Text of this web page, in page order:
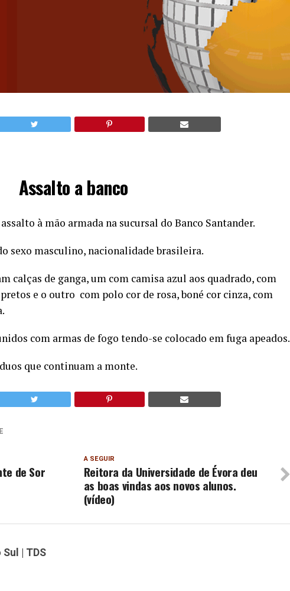
Assalto a banco
à mão armada na sucursal do Banco Santander.
sexo masculino, nacionalidade brasileira.
calças de ganga, um com camisa azul aos quadrado, com
e o outro com polo cor de rosa, boné cor cinza, com
com armas de fogo tendo-se colocado em fuga apeados.
que continuam a monte.
A SEGUIR
Reitora da Universidade de Évora deu
as boas vindas aos novos alunos.
(vídeo)
de Sor
| TDS